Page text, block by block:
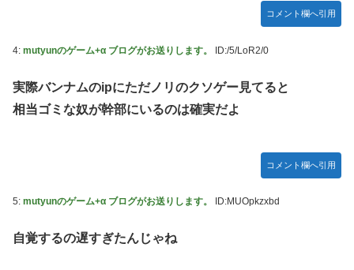
【VTuber】千羽師匠、Grokに自分の気持ち悪いツイート聞
RPG「たまにロボキャラ居る」←まぁわかる「回復魔法でロ
ボキャラが回復」←？
Juice=Juiceの『ポップミュージック』とかいう曲
結局おまえらが求める『RPGの理想の主人公』って一体どう
鞘師里保、現ハロプロメンバー2人を絶賛
コメント欄へ引用
4: mutyunのゲーム+α ブログがお送りします。 ID:/5/LoR2/0
実際バンナムのipにただノリのクソゲー見てると
相当ゴミな奴が幹部にいるのは確実だよ
コメント欄へ引用
5: mutyunのゲーム+α ブログがお送りします。 ID:MUOpkzxbd
自覚するの遅すぎたんじゃね